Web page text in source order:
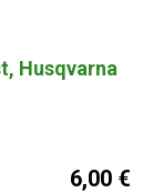
Husqvarna
6,00 €